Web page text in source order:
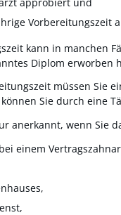
Vorbereitungszeit
kann in manchen
Diplom
müssen Sie
Sie durch eine
anerkannt, wenn Sie
einem